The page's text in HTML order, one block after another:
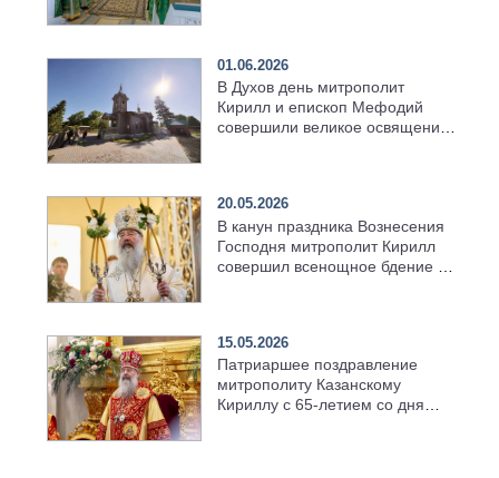
01.06.2026
В Духов день митрополит
Кирилл и епископ Мефодий
совершили великое освящение
20.05.2026
В канун праздника Вознесения
Господня митрополит Кирилл
совершил всенощное бдение в
15.05.2026
Патриаршее поздравление
митрополиту Казанскому
Кириллу с 65-летием со дня